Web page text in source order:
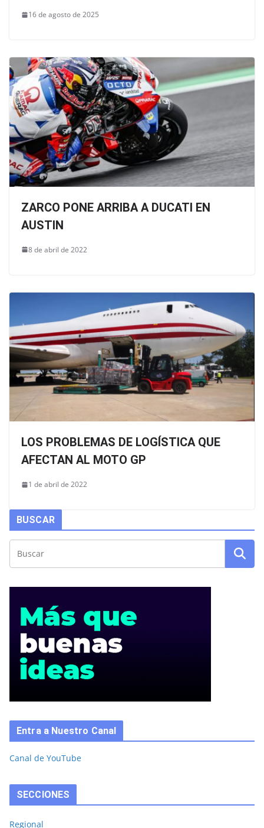
16 de agosto de 2025
ZARCO PONE ARRIBA A DUCATI EN
AUSTIN
8 de abril de 2022
LOS PROBLEMAS DE LOGÍSTICA QUE
AFECTAN AL MOTO GP
1 de abril de 2022
BUSCAR
Entra a Nuestro Canal
Canal de YouTube
SECCIONES
Regional